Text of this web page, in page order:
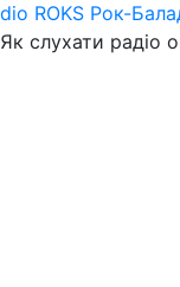
ROKS Рок-
слухати радіо